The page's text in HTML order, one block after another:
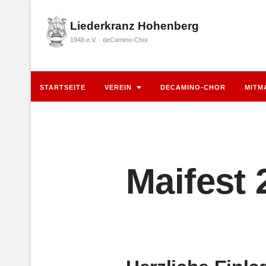
Liederkranz Hohenberg
1948 e.V. · deCamino-Chor
STARTSEITE VEREIN DECAMINO-CHOR
Maifest